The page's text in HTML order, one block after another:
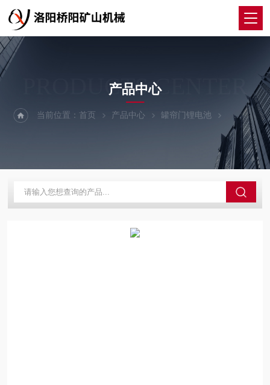
PRODUCTS CENTER
产品中心
当前位置：首页 产品中心 罐帘门锂电池 锂电池